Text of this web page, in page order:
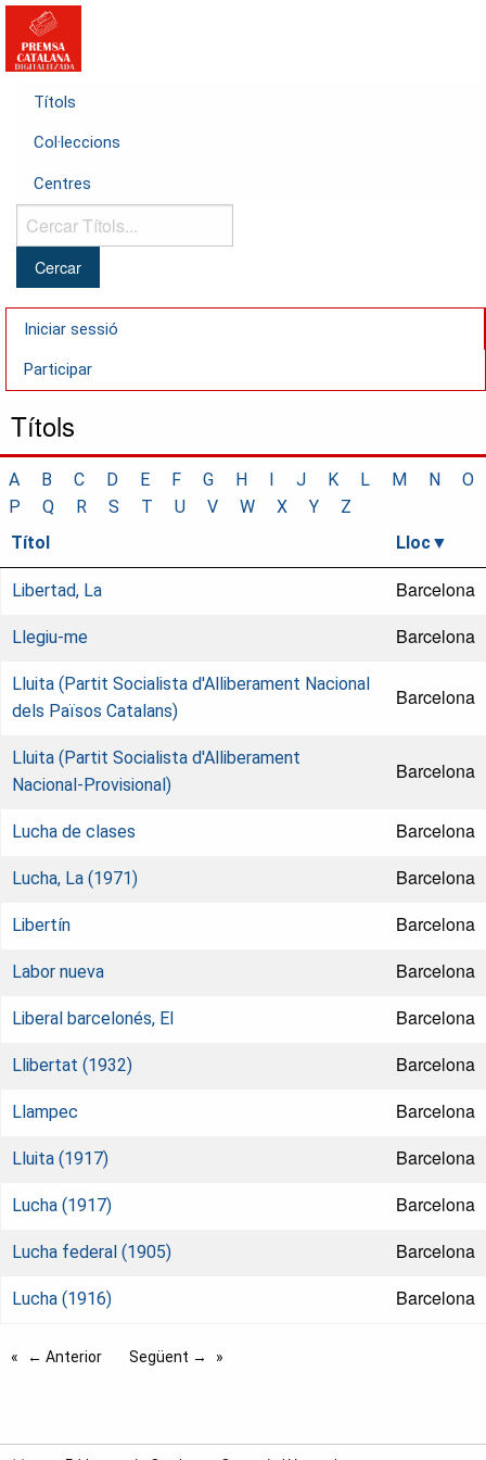
Títols
Col·leccions
Centres
Cercar
Títols...
Iniciar sessió
Participar
Títols
A B C D E F G H I J K L M N
O
P
Q R S T U V W X Y
Z
Títol
Lloc
Libertad, La Barcelona
Llegiu-me Barcelona
Lluita (Partit Socialista d'Alliberament Nacional
dels Països Catalans)
Barcelona
Lluita (Partit Socialista d'Alliberament
Nacional-Provisional)
Barcelona
Lucha de clases Barcelona
Lucha, La (1971) Barcelona
Libertín Barcelona
Labor nueva Barcelona
Liberal barcelonés, El Barcelona
Llibertat (1932) Barcelona
Llampec Barcelona
Lluita (1917) Barcelona
Lucha (1917) Barcelona
Lucha federal (1905) Barcelona
Lucha (1916) Barcelona
← Anterior Següent →